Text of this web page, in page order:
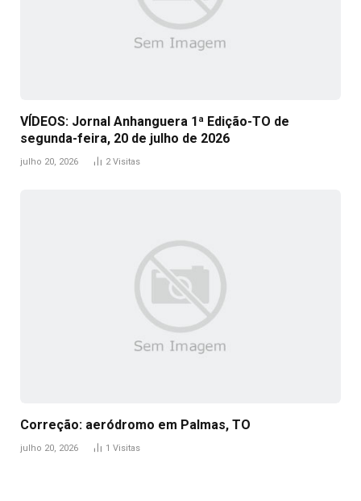
VÍDEOS: Jornal Anhanguera 1ª Edição-TO de
segunda-feira, 20 de julho de 2026
julho 20, 2026 2Visitas
Correção: aeródromo em Palmas, TO
julho 20, 2026 1 Visitas